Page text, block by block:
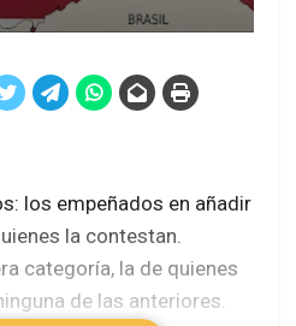
los empeñados en añadir
la contestan.
categoría, la de quienes
de las anteriores.